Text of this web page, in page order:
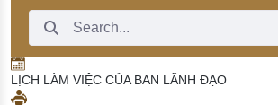
Search Bar
LỊCH LÀM VIỆC CỦA BAN LÃNH ĐẠO